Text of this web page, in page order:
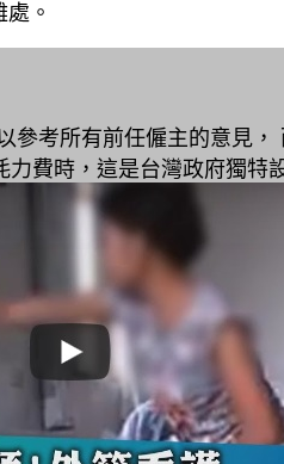
處 。
參考所有前任僱主的意見，
費時，這是台灣政府獨特